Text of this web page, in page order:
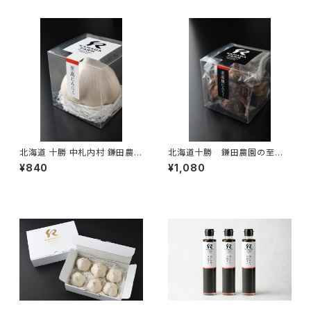
北海道 十勝 中札内村 鎌田農園
の至高にんにく クリアケース
¥840
北海道十勝 鎌田農園の至高
黒にんにく
¥1,080